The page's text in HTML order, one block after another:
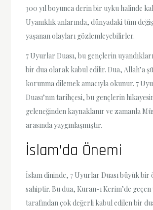
300 yıl boyunca derin bir uyku halinde
Uyanıklık anlarında, dünyadaki tüm
yaşanan olayları gözlemleyebilirler.
7 Uyurlar Duası, bu gençlerin
bir dua olarak kabul edilir. Dua, Allah’a
korunma dilemek amacıyla okunur. 7
Duası’nın tarihçesi, bu gençlerin
geleneğinden kaynaklanır ve zamanla
arasında yaygınlaşmıştır.
İslam’da Önemi
İslam dininde, 7 Uyurlar Duası büyük bir
sahiptir. Bu dua, Kuran-ı Kerim’de
tarafından çok değerli kabul edilen bir